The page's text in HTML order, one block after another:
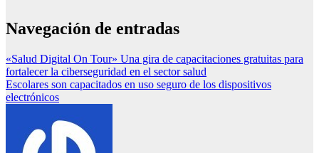
Navegación de entradas
«Salud Digital On Tour» Una gira de capacitaciones gratuitas para
fortalecer la ciberseguridad en el sector salud
Escolares son capacitados en uso seguro de los dispositivos
electrónicos